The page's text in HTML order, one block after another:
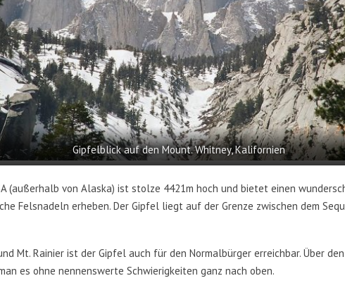
Gipfelblick auf den Mount. Whitney, Kalifornien
(außerhalb von Alaska) ist stolze 4421m hoch und bietet einen
Felsnadeln erheben. Der Gipfel liegt auf der Grenze zwischen dem
Mt. Rainier ist der Gipfel auch für den Normalbürger erreichbar. Über
es ohne nennenswerte Schwierigkeiten ganz nach oben.